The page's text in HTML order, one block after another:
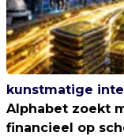
kunstmatige
Alphabet zoekt
financieel op